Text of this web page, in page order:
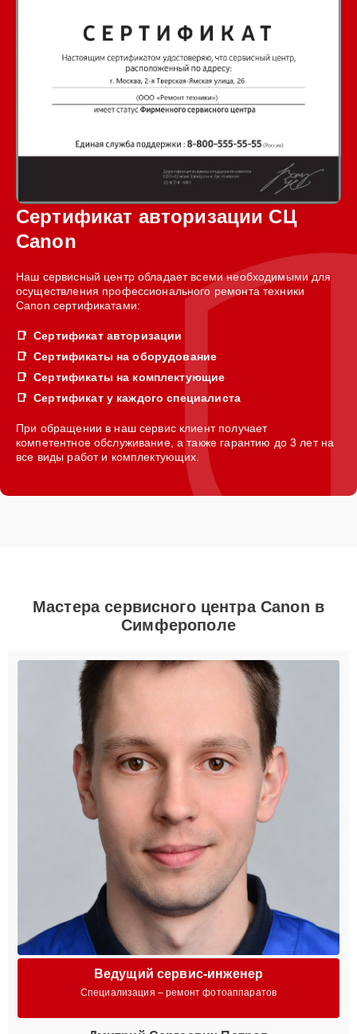
Сертификат авторизации СЦ
Canon
Наш сервисный центр обладает всеми необходимыми для
осуществления профессионального ремонта техники
Canon сертификатами:
Сертификат авторизации
Сертификаты на оборудование
Сертификаты на комплектующие
Сертификат у каждого специалиста
При обращении в наш сервис клиент получает
компетентное обслуживание, а также гарантию до 3 лет на
все виды работ и комплектующих.
Мастера сервисного центра Canon в
Симферополе
Ведущий сервис-инженер
Специализация – ремонт фотоаппаратов